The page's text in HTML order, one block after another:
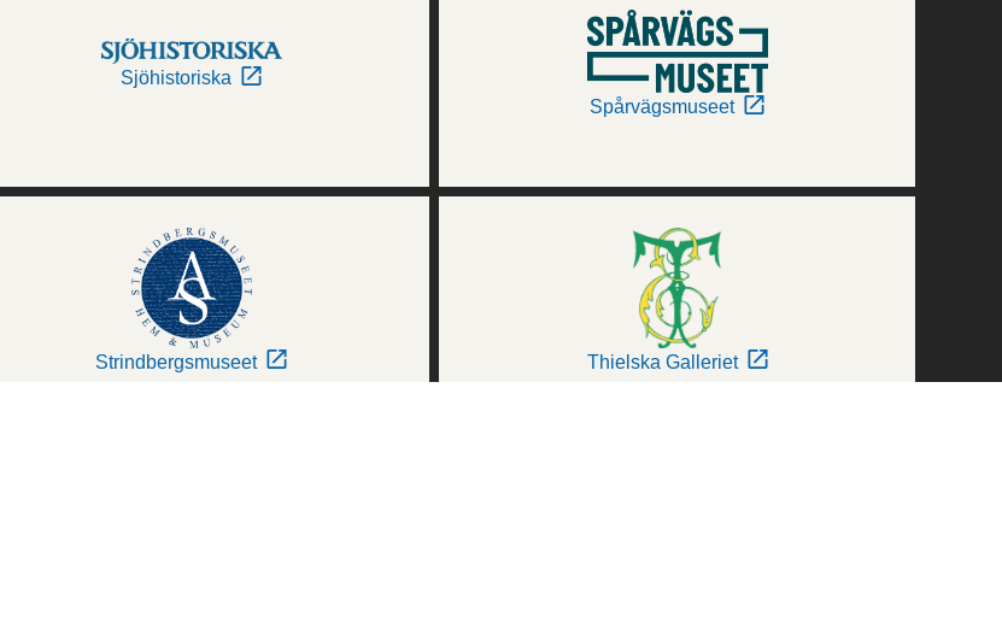
Sjöhistoriska
Spårvägsmuseet
Strindbergsmuseet Thielska Galleriet